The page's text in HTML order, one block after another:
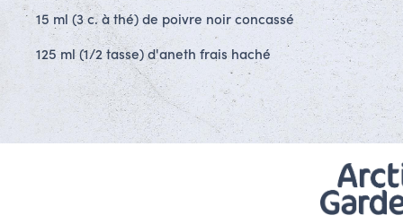
15 ml (3 c. à thé) de poivre noir concassé
125 ml (1/2 tasse) d'aneth frais haché